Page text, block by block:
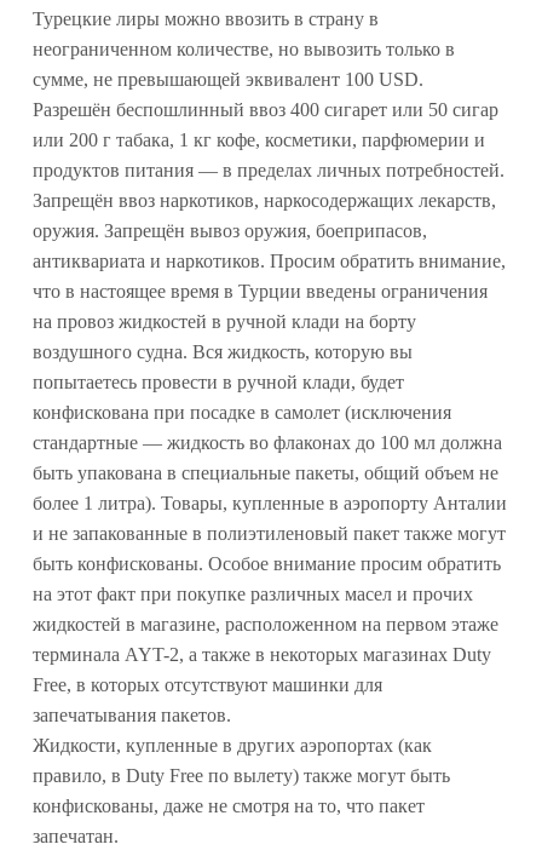
Турецкие лиры можно ввозить в страну в
неограниченном количестве, но вывозить только в
сумме, не превышающей эквивалент 100 USD.
Разрешён беспошлинный ввоз 400 сигарет или 50 сигар
или 200 г табака, 1 кг кофе, косметики, парфюмерии и
продуктов питания — в пределах личных потребностей.
Запрещён ввоз наркотиков, наркосодержащих лекарств,
оружия. Запрещён вывоз оружия, боеприпасов,
антиквариата и наркотиков. Просим обратить внимание,
что в настоящее время в Турции введены ограничения
на провоз жидкостей в ручной клади на борту
воздушного судна. Вся жидкость, которую вы
попытаетесь провести в ручной клади, будет
конфискована при посадке в самолет (исключения
стандартные — жидкость во флаконах до 100 мл должна
быть упакована в специальные пакеты, общий объем не
более 1 литра). Товары, купленные в аэропорту Анталии
и не запакованные в полиэтиленовый пакет также могут
быть конфискованы. Особое внимание просим обратить
на этот факт при покупке различных масел и прочих
жидкостей в магазине, расположенном на первом этаже
терминала AYT-2, а также в некоторых магазинах Duty
Free, в которых отсутствуют машинки для
запечатывания пакетов.
Жидкости, купленные в других аэропортах (как
правило, в Duty Free по вылету) также могут быть
конфискованы, даже не смотря на то, что пакет
запечатан.